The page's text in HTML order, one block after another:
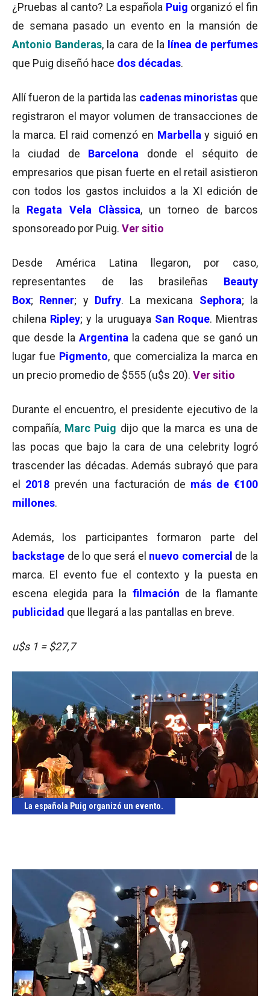
¿Pruebas al canto? La española Puig organizó el fin
de semana pasado un evento en la mansión de
Antonio Banderas, la cara de la línea de perfumes
que Puig diseñó hace dos décadas.
Allí fueron de la partida las cadenas minoristasque
registraron el mayor volumen de transacciones de
la marca. El raid comenzó en Marbella y siguió en
la ciudad de Barcelona
donde el séquito de
empresarios que pisan fuerte en el retail asistieron
con todos los gastos incluidos a la XI edición de
la Regata Vela Clàssica, un torneo de barcos
sponsoreado por Puig. Ver sitio
Desde América Latina llegaron, por caso,
representantes de las brasileñas Beauty
Box; Renner; y Dufry. La mexicana Sephora; la
chilena Ripley; y la uruguaya San Roque. Mientras
que desde la Argentina la cadena que se ganó un
lugar fue Pigmento, que comercializa la marca en
un precio promedio de $555 (u$s 20). Ver sitio
Durante el encuentro, el presidente ejecutivo de la
compañía, Marc Puig dijo que la marca es una de
las pocas que bajo la cara de una celebrity logró
trascender las décadas. Además subrayó que para
el
2018 prevén una facturación de más de €100
millones.
Además, los participantes formaron parte del
backstage de lo que será el nuevo comercial de la
marca. El evento fue el contexto y la puesta en
escena elegida para la filmación de la flamante
publicidad que llegará a las pantallas en breve.
u$s 1 = $27,7
La española Puig organizó un evento.